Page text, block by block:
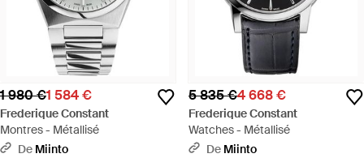
1 980 €1 584 €
Frederique Constant
Montres - Métallisé
De Miinto
5 835 €4 668 €
Frederique Constant
Watches - Métallisé
De Miinto